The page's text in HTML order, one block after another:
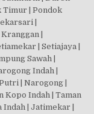
Timur | Pondok
|
|
| Setiajaya |
Sawah |
Indah |
| Narogong |
Kopo Indah | Taman
| Jatimekar |